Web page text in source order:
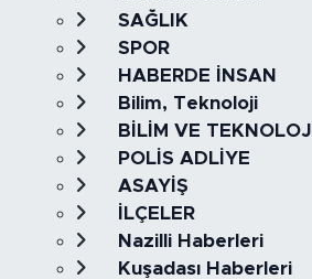
SAĞLIK
SPOR
HABERDE İNSAN
Bilim, Teknoloji
BİLİM VE TEKNOLOJİ
POLİS ADLİYE
ASAYİŞ
İLÇELER
Nazilli Haberleri
Kuşadası Haberleri